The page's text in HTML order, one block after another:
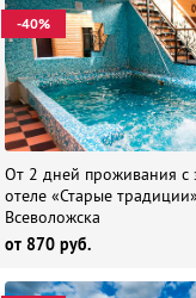
-40%
От 2 дней проживания с
отеле «Старые
Всеволожска
от 870 руб.